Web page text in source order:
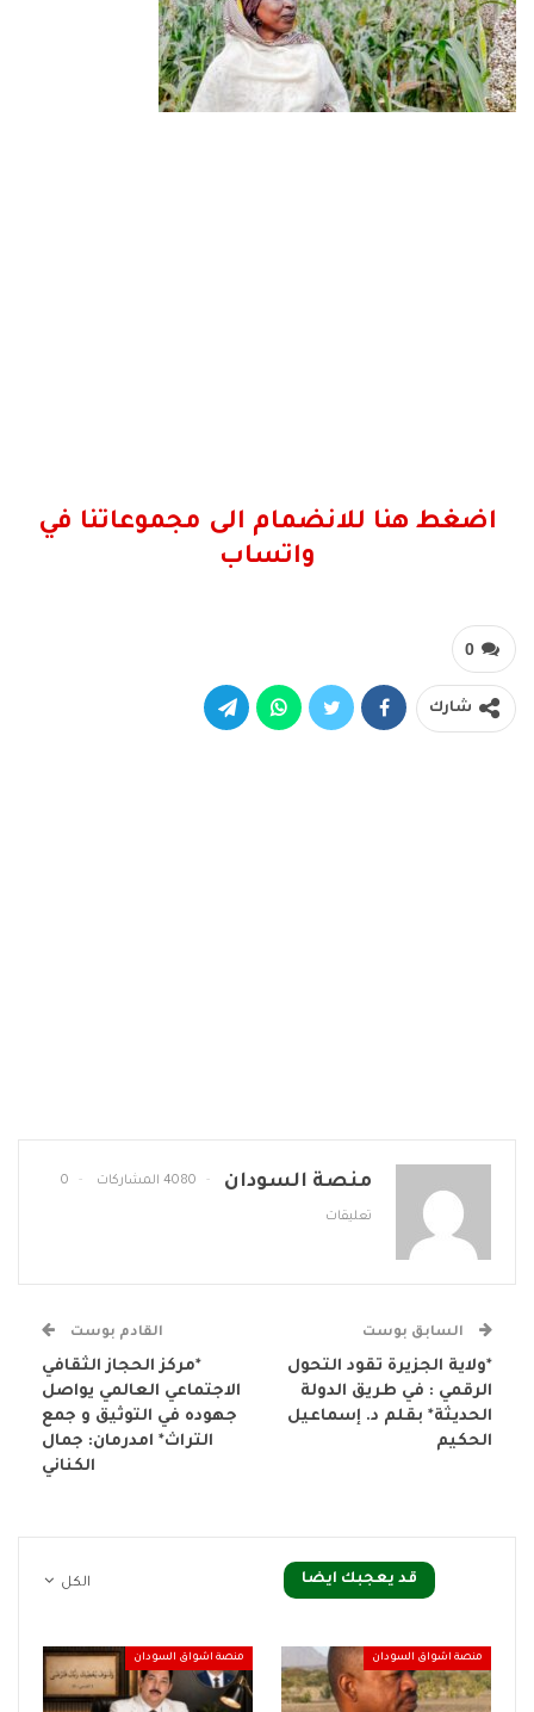
اضغط هنا للانضمام الى مجموعاتنا في
واتساب
0
شارك
منصة السودان 4080 المشاركات 0
تعليقات
السابق بوست
*ولاية الجزيرة تقود التحول
الرقمي : في طريق الدولة
الحديثة* بقلم د. إسماعيل
الحكيم
القادم بوست
*مركز الحجاز الثقافي
الاجتماعي العالمي يواصل
جهوده في التوثيق و جمع
التراث* امدرمان: جمال
الكناني
الكل قد يعجبك ايضا
منصة اشواق السودان منصة اشواق السودان